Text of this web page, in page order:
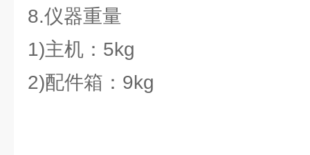
8.仪器重量
1)主机：5kg
2)配件箱：9kg